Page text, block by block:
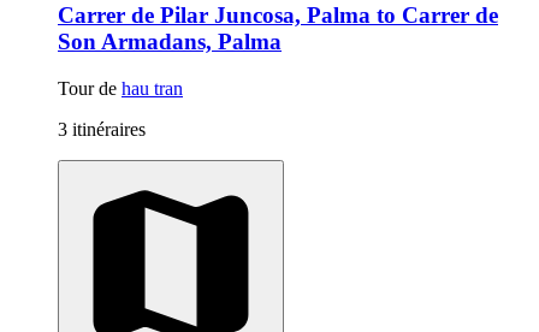
Carrer de Pilar Juncosa, Palma to Carrer de
Son Armadans, Palma
Tour de hau tran
3 itinéraires